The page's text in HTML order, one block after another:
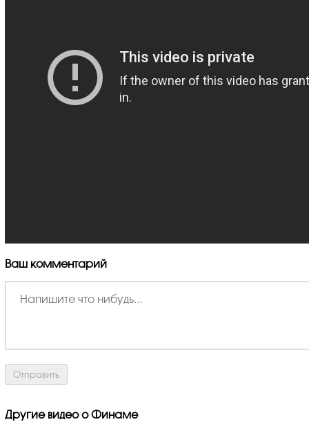
Ваш комментарий
Другие видео о Финаме